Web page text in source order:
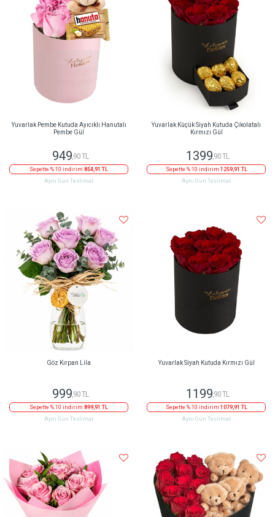
Yuvarlak Pembe Kutuda Ayıcıklı Hanutalı
Pembe Gül
949,90 TL
Sepette % 10 indirim 854,91 TL
Aynı Gün Teslimat
Yuvarlak Küçük Siyah Kutuda Çikolatalı
Kırmızı Gül
1399,90 TL
Sepette % 10 indirim 1259,91 TL
Aynı Gün Teslimat
Göz Kırpan Lila
999,90 TL
Sepette % 10 indirim 899,91 TL
Aynı Gün Teslimat
Yuvarlak Siyah Kutuda Kırmızı Gül
1199,90 TL
Sepette % 10 indirim 1079,91 TL
Aynı Gün Teslimat